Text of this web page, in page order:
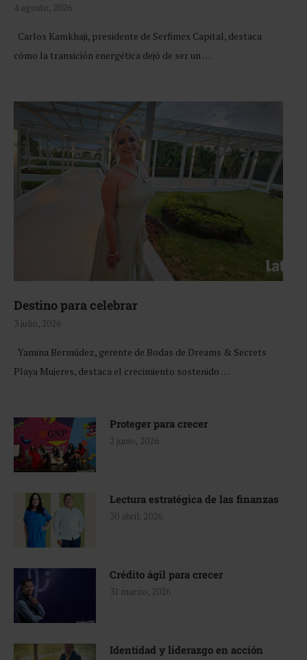
4 agosto, 2026
Carlos Kamkhaji, presidente de Serfimex Capital, destaca
cómo la transición energética dejó de ser un …
Destino para celebrar
3 julio, 2026
Yamina Bermúdez, gerente de Bodas de Dreams & Secrets
Playa Mujeres, destaca el crecimiento sostenido …
Proteger para crecer
2 junio, 2026
Lectura estratégica de las finanzas
30 abril, 2026
Crédito ágil para crecer
31 marzo, 2026
Identidad y liderazgo en acción